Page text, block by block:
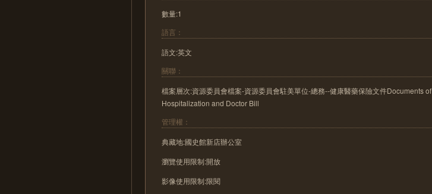
數量:1
語言：
語文:英文
關聯：
檔案層次:資源委員會檔案-資源委員會駐美單位-總務--健康醫藥保險文件Documents of
Hospitalization and Doctor Bill
管理權：
典藏地:國史館新店辦公室
瀏覽使用限制:開放
影像使用限制:限閱